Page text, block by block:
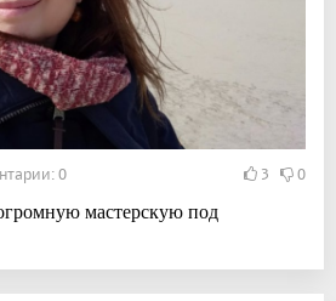
0 3 0
мастерскую под